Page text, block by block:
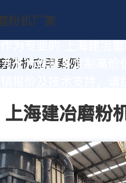
力于为您量身定制高价
上海建冶磨粉